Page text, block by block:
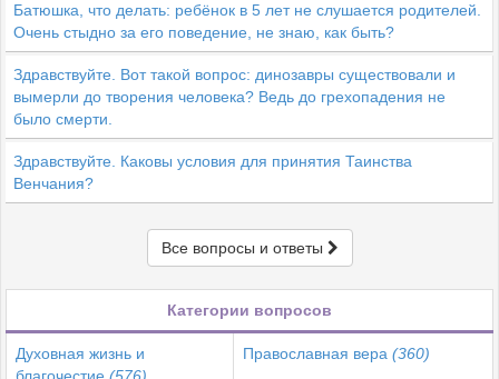
Батюшка, что делать: ребёнок в 5 лет не слушается родителей.
Очень стыдно за его поведение, не знаю, как быть?
Здравствуйте. Вот такой вопрос: динозавры существовали и
вымерли до творения человека? Ведь до грехопадения не
было смерти.
Здравствуйте. Каковы условия для принятия Таинства
Венчания?
Все вопросы и ответы
Категории вопросов
Духовная жизнь и
Православная вера (360)